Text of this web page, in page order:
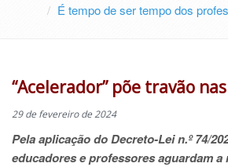
É tempo de ser tempo dos
“Acelerador” põe travão
29 de fevereiro de 2024
Pela aplicação do Decreto-Lei n.º 74/
educadores e professores aguardam a